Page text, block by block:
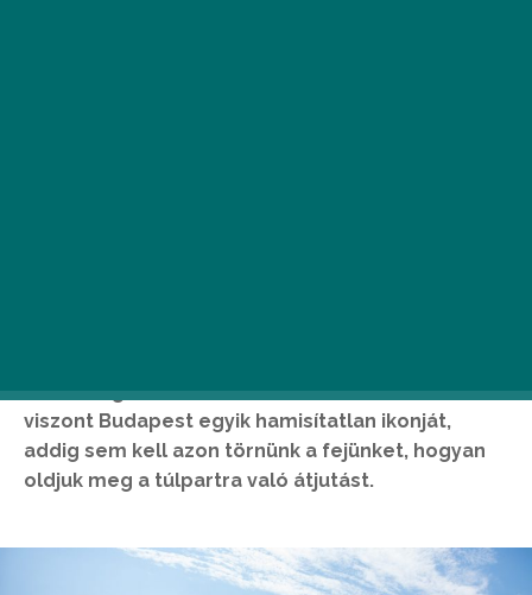
lehető legszebb formátumban köszönthessük
viszont Budapest egyik hamisítatlan ikonját,
addig sem kell azon törnünk a fejünket, hogyan
oldjuk meg a túlpartra való átjutást.